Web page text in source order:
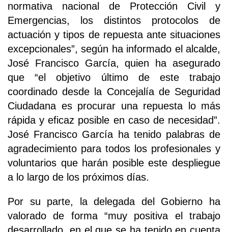
normativa nacional de Protección Civil y
Emergencias, los distintos protocolos de
actuación y tipos de repuesta ante situaciones
excepcionales”, según ha informado el alcalde,
José Francisco García, quien ha asegurado
que “el objetivo último de este trabajo
coordinado desde la Concejalía de Seguridad
Ciudadana es procurar una repuesta lo más
rápida y eficaz posible en caso de necesidad”.
José Francisco García ha tenido palabras de
agradecimiento para todos los profesionales y
voluntarios que harán posible este despliegue
a lo largo de los próximos días.
Por su parte, la delegada del Gobierno ha
valorado de forma “muy positiva el trabajo